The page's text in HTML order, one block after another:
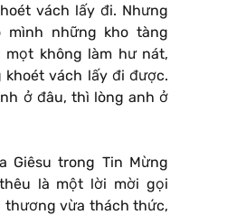
vách lấy đi. Nhưng
những kho tàng
không làm hư nát,
khoét vách lấy đi được.
ở đâu, thì lòng anh ở
Giêsu trong Tin Mừng
là một lời mời gọi
thương vừa thách thức,